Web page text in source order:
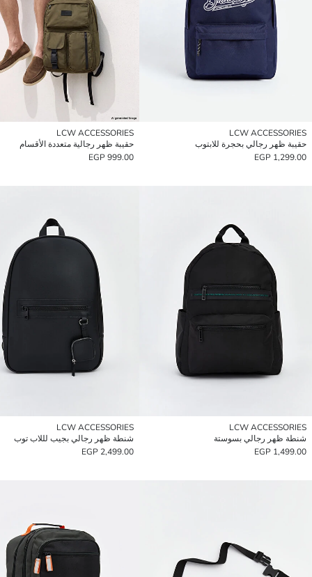
LCW ACCESSORIES
حقيبة ظهر رجالي بحجرة للابتوب
1,299.00 EGP
LCW ACCESSORIES
حقيبة ظهر رجالية متعددة الأقسام
999.00 EGP
LCW ACCESSORIES
شنطة ظهر رجالي بسوستة
1,499.00 EGP
LCW ACCESSORIES
شنطة ظهر رجالي بجيب لللاب توب
2,499.00 EGP